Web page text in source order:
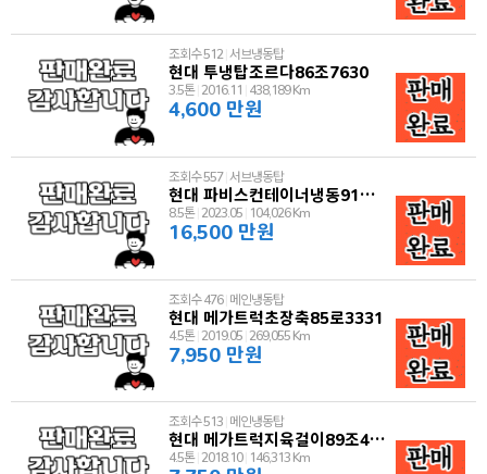
조회수 512 서브냉동탑
현대 투냉탑조르다86조7630
3.5톤 2016.11 438,189 Km
4,600 만원
조회수 557 서브냉동탑
현대 파비스컨테이너냉동91누5543
8.5톤 2023.05 104,026 Km
16,500 만원
조회수 476 메인냉동탑
현대 메가트럭초장축85로3331
4.5톤 2019.05 269,055 Km
7,950 만원
조회수 513 메인냉동탑
현대 메가트럭지육걸이89조4439
4.5톤 2018.10 146,313 Km